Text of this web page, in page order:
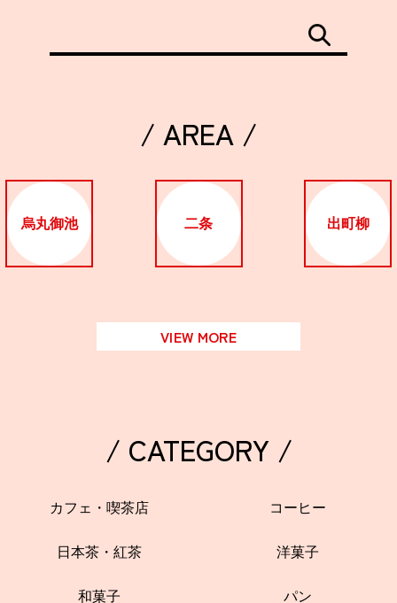
CULTURE
すべて
関西で開催。
おすすめの展覧会
誠光社で選びました。
おすすめのイベント
/ AREA /
烏丸御池 二条 出町柳
VIEW MORE
/ CATEGORY /
カフェ・喫茶店 コーヒー
日本茶・紅茶 洋菓子
和菓子 パン